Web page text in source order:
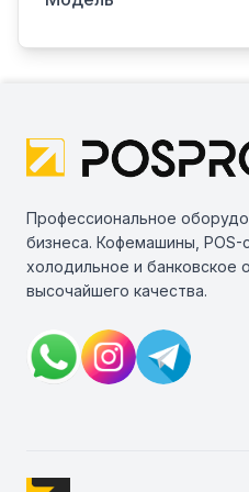
Профессиональное
бизнеса. Кофемашины, POS-
холодильное и банковское
высочайшего качества.